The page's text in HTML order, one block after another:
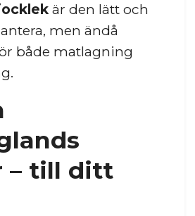
är den lätt och
men ändå
både matlagning
– till ditt